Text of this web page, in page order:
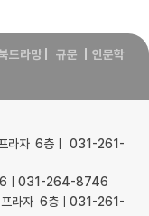
드라망| 규문 |인문학
라자 6층ㅣ 031-261-
6ㅣ031-264-8746
라자 6층ㅣ031-261-